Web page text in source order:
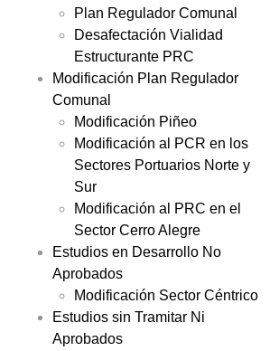
Plan Regulador Comunal
Desafectación Vialidad
Estructurante PRC
Modificación Plan Regulador
Comunal
Modificación Piñeo
Modificación al PCR en los
Sectores Portuarios Norte y
Sur
Modificación al PRC en el
Sector Cerro Alegre
Estudios en Desarrollo No
Aprobados
Modificación Sector Céntrico
Estudios sin Tramitar Ni
Aprobados